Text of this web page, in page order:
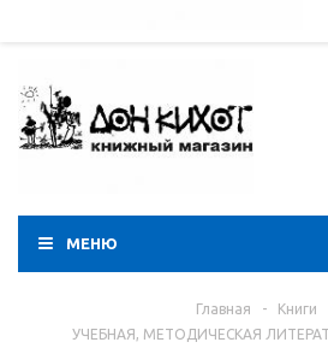
МЕНЮ
Главная - Книги
УЧЕБНАЯ, МЕТОДИЧЕСКАЯ